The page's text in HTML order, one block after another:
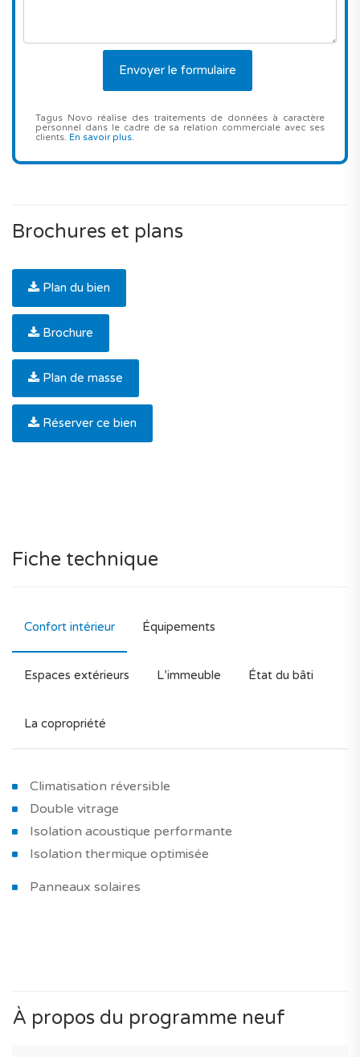
Tagus Novo réalise des traitements de données à caractère
personnel dans le cadre de sa relation commerciale avec ses
clients. En savoir plus.
Brochures et plans
Plan du bien
Brochure
Plan de masse
Réserver ce bien
Fiche technique
Confort intérieur Équipements
Espaces extérieurs L’immeuble État du bâti
La copropriété
Climatisation réversible
Double vitrage
Isolation acoustique performante
Isolation thermique optimisée
Panneaux solaires
À propos du programme neuf